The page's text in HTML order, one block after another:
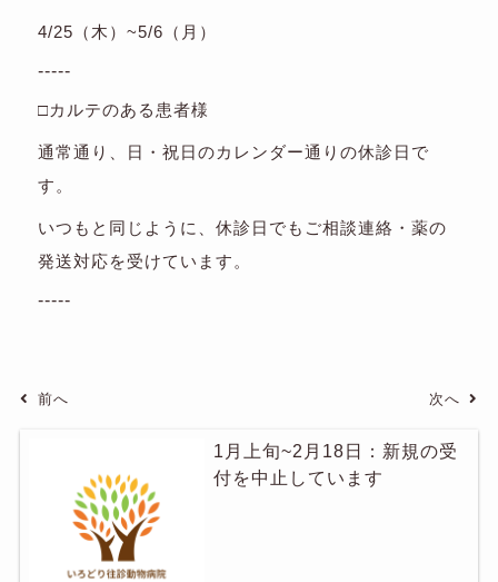
4/25（木）~5/6（月）
-----
□カルテのある患者様
通常通り、日・祝日のカレンダー通りの休診日で
す。
いつもと同じように、休診日でもご相談連絡・薬の
発送対応を受けています。
-----
前へ 次へ
1月上旬~2月18日：新規の受
付を中止しています